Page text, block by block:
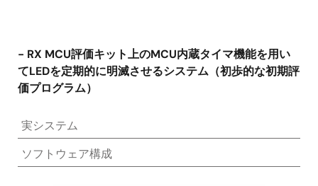
- RX MCU評価キット上のMCU内蔵タイマ機能を用い
てLEDを定期的に明滅させるシステム（初歩的な初期評
価プログラム）
実システム
ソフトウェア構成